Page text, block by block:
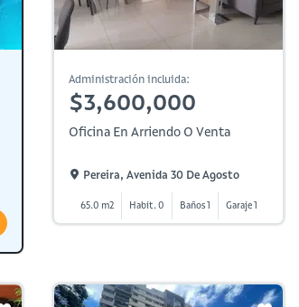
Administración incluida:
$3,600,000
Oficina En Arriendo O Venta
Pereira, Avenida 30 De Agosto
65.0 m2 Habit. 0 Baños 1 Garaje 1